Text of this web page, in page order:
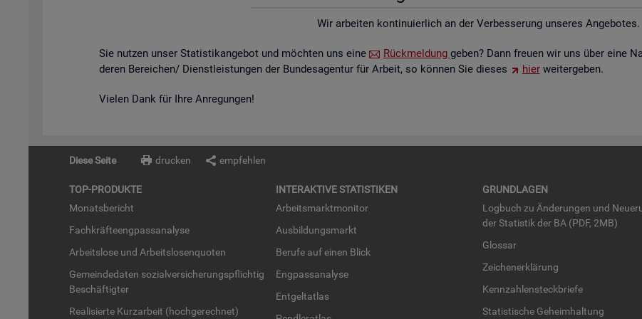
Wir ar­bei­ten kon­ti­nu­ier­lich an der Ver­bes­se­rung un­se­res An­ge­bo­tes.
Sie nut­zen unser Sta­tis­tik­an­ge­bot und möch­ten uns eine Rück­mel­dung geben? Dann freu­en wir uns über eine
de­ren Be­rei­chen/ Dienst­leis­tun­gen der Bun­des­agen­tur für Ar­beit, so kön­nen Sie die­ses
hierwei­ter­ge­ben.
Vie­len Dank für Ihre An­re­gun­gen!
Diese Seite drucken empfehlen
TOP-PRO­DUK­TE
Mo­nats­be­richt
Fach­kräf­te­eng­pass­ana­ly­se
Ar­beits­lo­se und Ar­beits­lo­sen­quo­ten
Ge­mein­de­da­ten so­zi­al­ver­si­che­rungs­pflich­tig
Be­schäf­tig­ter
Rea­li­sier­te Kurz­ar­beit (hoch­ge­rech­net)
IN­TER­AK­TI­VE STA­TIS­TI­KEN
Ar­beits­markt­mo­ni­tor
Aus­bil­dungs­markt
Be­ru­fe auf einen Blick
Eng­pass­ana­ly­se
Ent­gel­t­at­las
GRUND­LA­GEN
Log­buch zu Än­de­run­gen und
der Sta­tis­tik der BA (PDF, 2MB)
Glos­sar
Zei­chen­er­klä­rung
Kenn­zah­len­steck­brie­fe
Sta­tis­ti­sche Ge­heim­hal­tung